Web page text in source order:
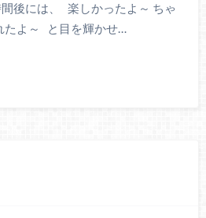
後には、 楽しかったよ～ ちゃ
たよ～ と目を輝かせ…